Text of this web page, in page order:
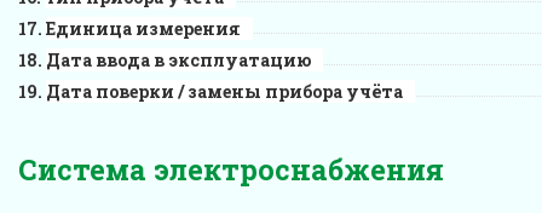
Единица измерения
Дата ввода в эксплуатацию
Дата поверки / замены прибора учёта
Система электроснабжения